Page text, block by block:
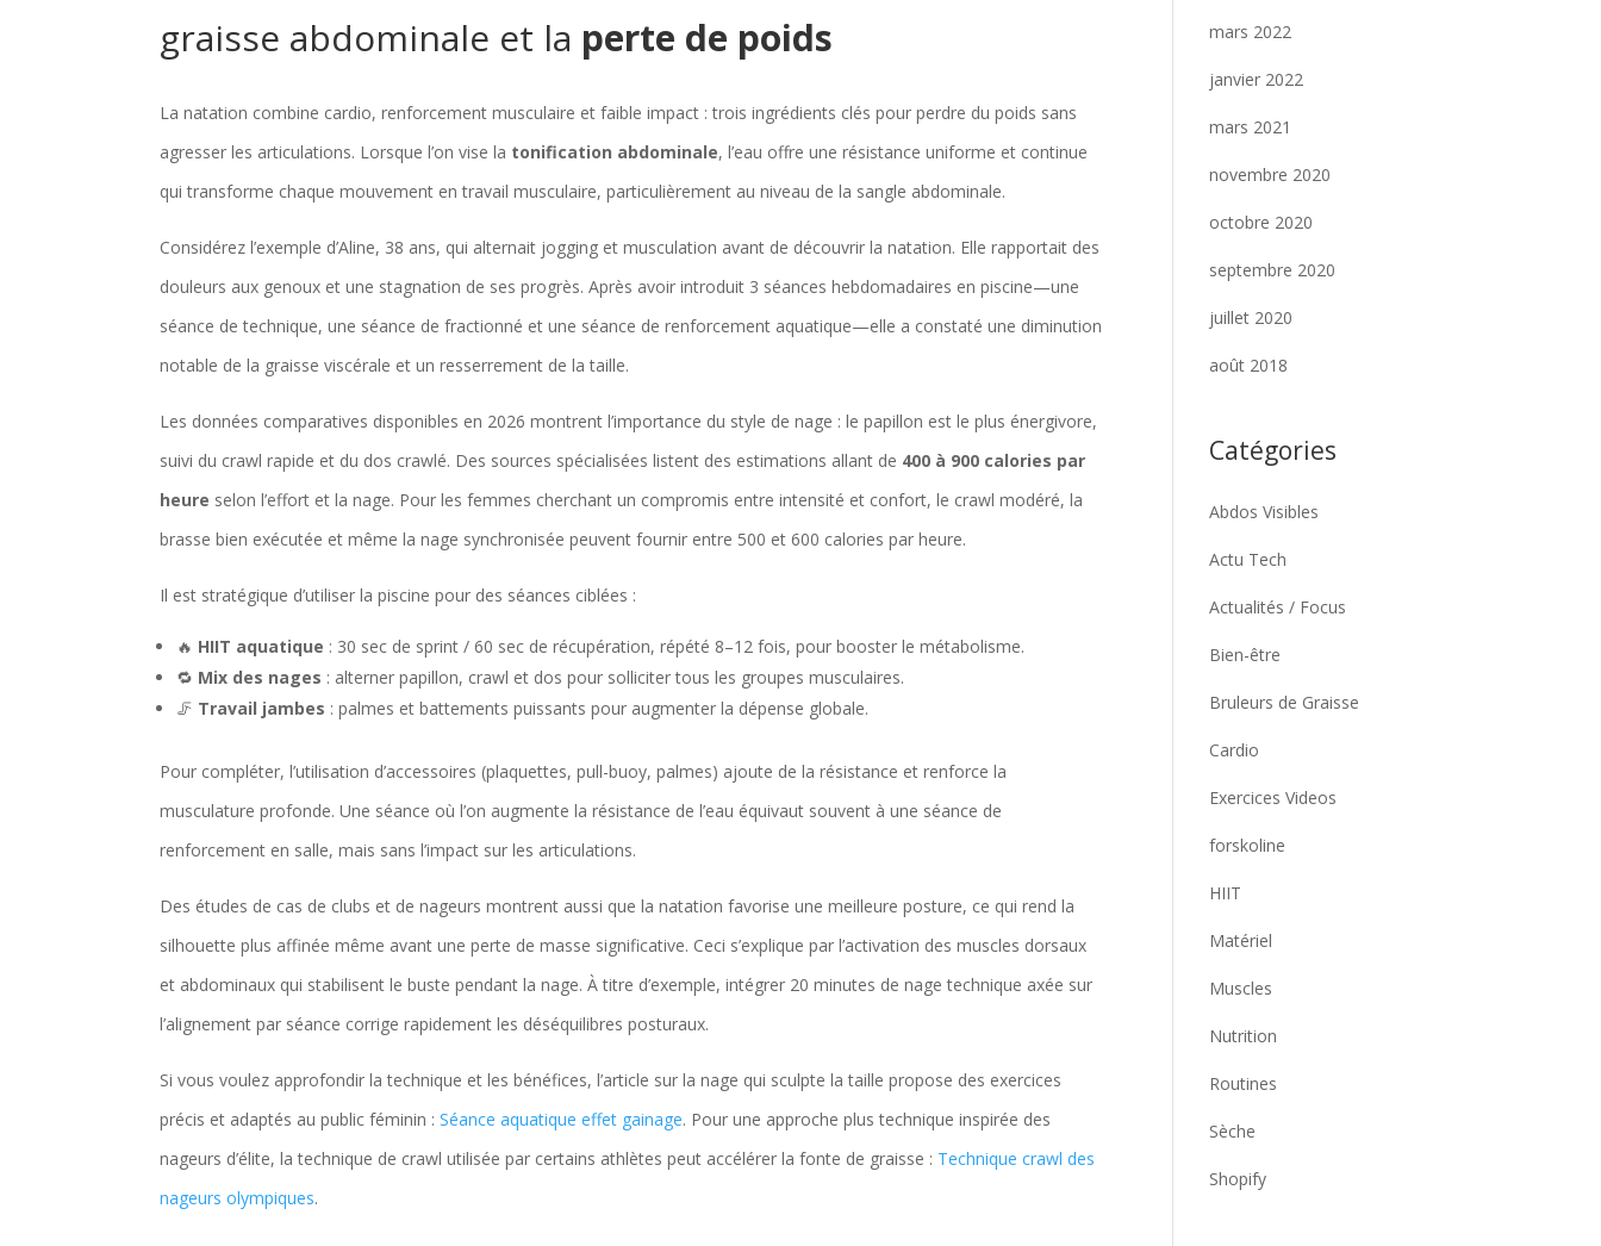
graisse abdominale et la perte de poids
La natation combine cardio, renforcement musculaire et faible impact : trois ingrédients clés pour perdre du poids sans
agresser les articulations. Lorsque l’on vise la tonification abdominale, l’eau offre une résistance uniforme et continue
qui transforme chaque mouvement en travail musculaire, particulièrement au niveau de la sangle abdominale.
Considérez l’exemple d’Aline, 38 ans, qui alternait jogging et musculation avant de découvrir la natation. Elle rapportait des
douleurs aux genoux et une stagnation de ses progrès. Après avoir introduit 3 séances hebdomadaires en piscine—une
séance de technique, une séance de fractionné et une séance de renforcement aquatique—elle a constaté une diminution
notable de la graisse viscérale et un resserrement de la taille.
Les données comparatives disponibles en 2026 montrent l’importance du style de nage : le papillon est le plus énergivore,
suivi du crawl rapide et du dos crawlé. Des sources spécialisées listent des estimations allant de 400 à 900 calories par
heure selon l’effort et la nage. Pour les femmes cherchant un compromis entre intensité et confort, le crawl modéré, la
brasse bien exécutée et même la nage synchronisée peuvent fournir entre 500 et 600 calories par heure.
Il est stratégique d’utiliser la piscine pour des séances ciblées :
🔥 HIIT aquatique : 30 sec de sprint / 60 sec de récupération, répété 8–12 fois, pour booster le métabolisme.
🔁 Mix des nages : alterner papillon, crawl et dos pour solliciter tous les groupes musculaires.
🦵 Travail jambes : palmes et battements puissants pour augmenter la dépense globale.
Pour compléter, l’utilisation d’accessoires (plaquettes, pull-buoy, palmes) ajoute de la résistance et renforce la
musculature profonde. Une séance où l’on augmente la résistance de l’eau équivaut souvent à une séance de
renforcement en salle, mais sans l’impact sur les articulations.
Des études de cas de clubs et de nageurs montrent aussi que la natation favorise une meilleure posture, ce qui rend la
silhouette plus affinée même avant une perte de masse significative. Ceci s’explique par l’activation des muscles dorsaux
et abdominaux qui stabilisent le buste pendant la nage. À titre d’exemple, intégrer 20 minutes de nage technique axée sur
l’alignement par séance corrige rapidement les déséquilibres posturaux.
Si vous voulez approfondir la technique et les bénéfices, l’article sur la nage qui sculpte la taille propose des exercices
précis et adaptés au public féminin :Séance aquatique effet gainage. Pour une approche plus technique inspirée des
nageurs d’élite, la technique de crawl utilisée par certains athlètes peut accélérer la fonte de graisse : Technique crawl des
nageurs olympiques.
mars 2022
janvier 2022
mars 2021
novembre 2020
octobre 2020
septembre 2020
juillet 2020
août 2018
Catégories
Abdos Visibles
Actu Tech
Actualités / Focus
Bien-être
Bruleurs de Graisse
Cardio
Exercices Videos
forskoline
HIIT
Matériel
Muscles
Nutrition
Routines
Sèche
Shopify